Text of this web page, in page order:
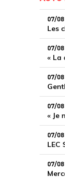
07/08
07/08
07/08
07/08
07/08
07/08